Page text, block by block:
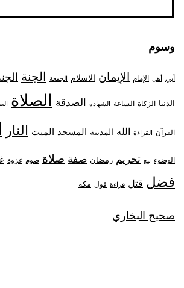
وسوم
أبي أهل الإمام الإيمان الاسلام الجمعة الجنة
الدنيا الزكاة الساعة الشهاده الصدقة الصلاة
القرآن القراءة الله المدينة المسجد الميت النار
الوضوء بيع تحريم رمضان صفة صلاة صوم غزوة
فضل قتل قراءة قول مكة
صحيح البخاري